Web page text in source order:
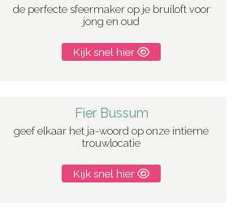
de perfecte sfeermaker op je bruiloft voor
jong en oud
Kijk snel hier
Fier Bussum
geef elkaar het ja-woord op onze intieme
trouwlocatie
Kijk snel hier